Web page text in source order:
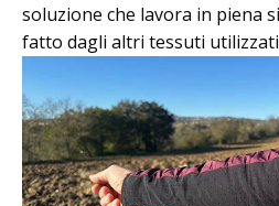
soluzione che lavora in piena
fatto dagli altri tessuti